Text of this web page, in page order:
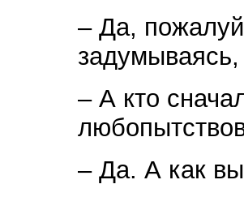
– Да,
– А кто
– Да. А как